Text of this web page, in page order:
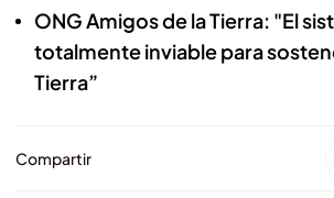
ONG Amigos de la Tierra: "El
totalmente inviable para
Tierra”
Compartir